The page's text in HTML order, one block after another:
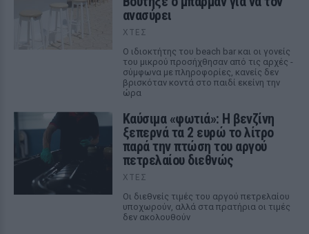
ανασύρει
ΧΤΕΣ
Ο ιδιοκτήτης του beach bar και οι γονείς
του μικρού προσήχθησαν από τις αρχές -
σύμφωνα με πληροφορίες, κανείς δεν
βρισκόταν κοντά στο παιδί εκείνη την
ώρα
Καύσιμα «φωτιά»: Η βενζίνη
ξεπερνά τα 2 ευρώ το λίτρο
παρά την πτώση του αργού
πετρελαίου διεθνώς
ΧΤΕΣ
Οι διεθνείς τιμές του αργού πετρελαίου
υποχωρούν, αλλά στα πρατήρια οι τιμές
δεν ακολουθούν